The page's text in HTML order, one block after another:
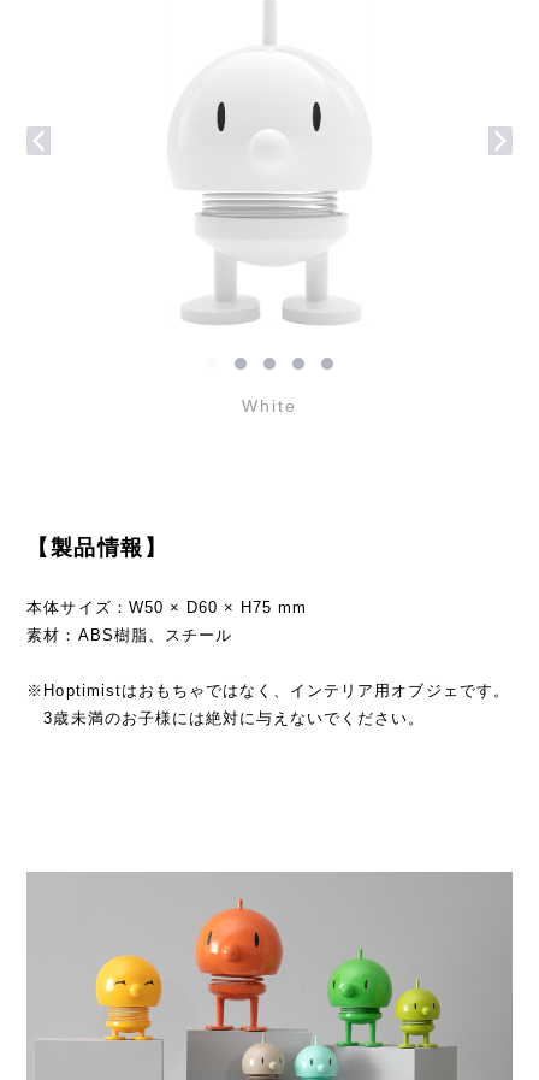
White
【製品情報】
本体サイズ：W50 × D60 × H75 mm
素材：ABS樹脂、スチール
※Hoptimistはおもちゃではなく、インテリア用オブジェです。
3歳未満のお子様には絶対に与えないでください。